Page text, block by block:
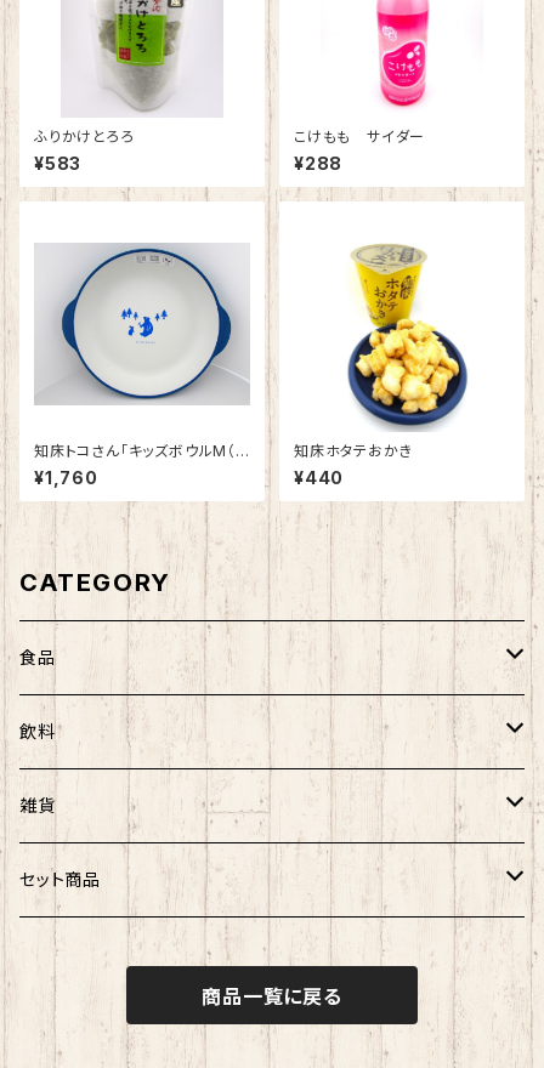
ふりかけとろろ
¥583
こけもも サイダー
¥288
知床トコさん「キッズボウルM（ブ
ルー）」
¥1,760
知床ホタテおかき
¥440
CATEGORY
食品
農海産物
菓子
菓子類
飲料
アルコール
ノンアルコール
雑貨
UTARI
知床トコさん
その他
セット商品
海産物セット
商品一覧に戻る